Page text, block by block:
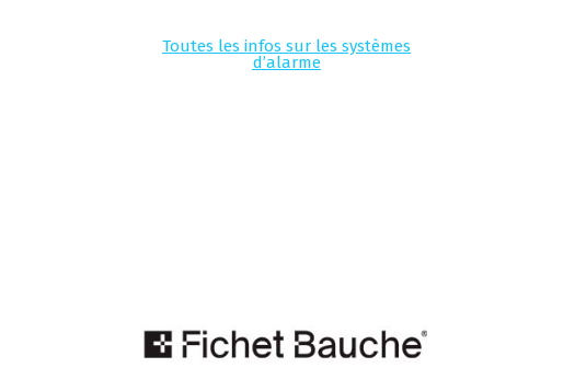
Toutes les infos sur les systèmes
d’alarme